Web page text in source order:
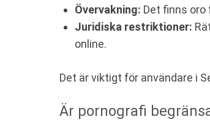
Övervakning: Det finns
Juridiska restriktioner:
online.
Det är viktigt för användare i
Är pornografi